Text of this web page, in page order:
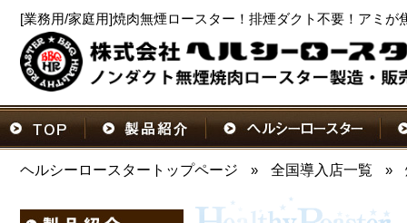
[業務用/家庭用]焼肉無煙ロースター！排煙ダクト不要！アミが
ヘルシーロースタートップページ » 全国導入店一覧 »